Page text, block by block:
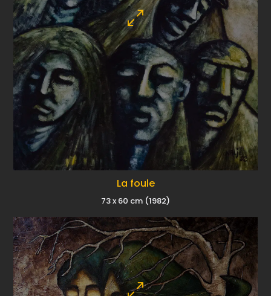
La foule
73 x 60 cm (1982)